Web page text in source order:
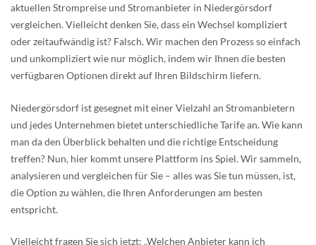
aktuellen Strompreise und Stromanbieter in Niedergörsdorf
vergleichen. Vielleicht denken Sie, dass ein Wechsel kompliziert
oder zeitaufwändig ist? Falsch. Wir machen den Prozess so einfach
und unkompliziert wie nur möglich, indem wir Ihnen die besten
verfügbaren Optionen direkt auf Ihren Bildschirm liefern.
Niedergörsdorf ist gesegnet mit einer Vielzahl an Stromanbietern
und jedes Unternehmen bietet unterschiedliche Tarife an. Wie kann
man da den Überblick behalten und die richtige Entscheidung
treffen? Nun, hier kommt unsere Plattform ins Spiel. Wir sammeln,
analysieren und vergleichen für Sie – alles was Sie tun müssen, ist,
die Option zu wählen, die Ihren Anforderungen am besten
entspricht.
Vielleicht fragen Sie sich jetzt: „Welchen Anbieter kann ich